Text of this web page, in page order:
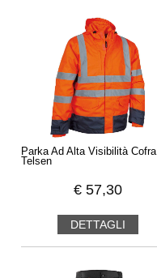
Parka Ad Alta Visibilità Cofra
Telsen
€ 57,30
DETTAGLI